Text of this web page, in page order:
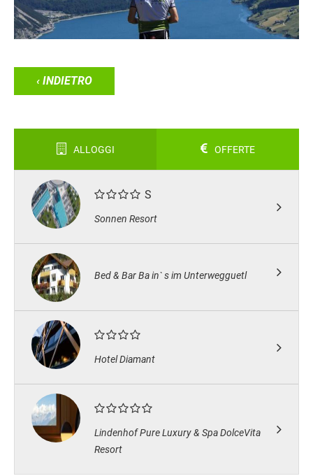
‹ INDIETRO
ALLOGGI OFFERTE
S
Sonnen Resort
Bed & Bar Ba in` s im Unterwegguetl
Hotel Diamant
Lindenhof Pure Luxury & Spa DolceVita
Resort